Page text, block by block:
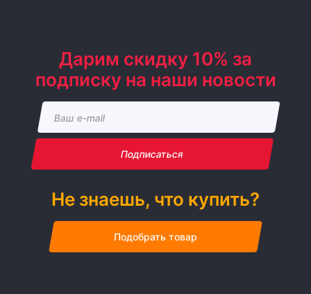
Дарим скидку 10% за
подписку на наши новости
Подписаться
Не знаешь, что купить?
Подобрать товар